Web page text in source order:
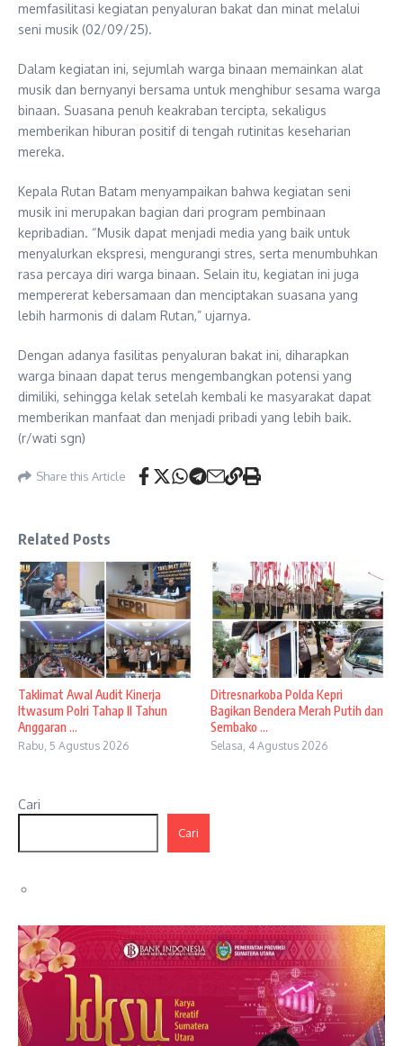
memfasilitasi kegiatan penyaluran bakat dan minat melalui
seni musik (02/09/25).
Dalam kegiatan ini, sejumlah warga binaan memainkan alat
musik dan bernyanyi bersama untuk menghibur sesama warga
binaan. Suasana penuh keakraban tercipta, sekaligus
memberikan hiburan positif di tengah rutinitas keseharian
mereka.
Kepala Rutan Batam menyampaikan bahwa kegiatan seni
musik ini merupakan bagian dari program pembinaan
kepribadian. “Musik dapat menjadi media yang baik untuk
menyalurkan ekspresi, mengurangi stres, serta menumbuhkan
rasa percaya diri warga binaan. Selain itu, kegiatan ini juga
mempererat kebersamaan dan menciptakan suasana yang
lebih harmonis di dalam Rutan,” ujarnya.
Dengan adanya fasilitas penyaluran bakat ini, diharapkan
warga binaan dapat terus mengembangkan potensi yang
dimiliki, sehingga kelak setelah kembali ke masyarakat dapat
memberikan manfaat dan menjadi pribadi yang lebih baik.
(r/wati sgn)
Share this Article
Related Posts
Taklimat Awal Audit Kinerja
Itwasum Polri Tahap II Tahun
Anggaran ...
Rabu, 5 Agustus 2026
Ditresnarkoba Polda Kepri
Bagikan Bendera Merah Putih dan
Sembako ...
Selasa, 4 Agustus 2026
Cari
Cari